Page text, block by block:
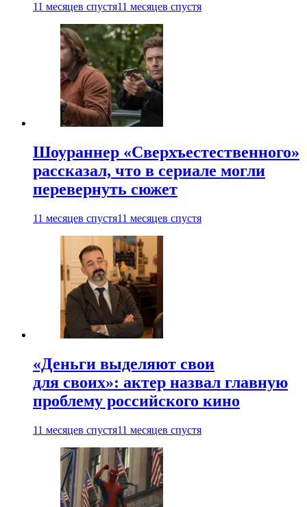
11 месяцев спустя11 месяцев спустя
Шоураннер «Сверхъестественного»
рассказал, что в сериале могли
перевернуть сюжет
11 месяцев спустя11 месяцев спустя
«Деньги выделяют свои
для своих»: актер назвал главную
проблему российского кино
11 месяцев спустя11 месяцев спустя